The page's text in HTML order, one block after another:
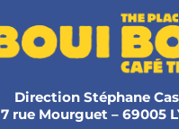
Direction Stéphane
7 rue Mourguet – 69005